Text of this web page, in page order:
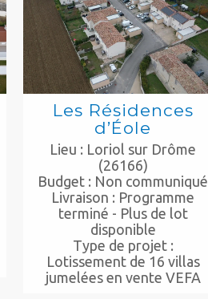
Les Résidences
d’Éole
Lieu : Loriol sur Drôme
(26166)
Budget : Non communiqué
Livraison : Programme
terminé - Plus de lot
disponible
Type de projet :
Lotissement de 16 villas
jumelées en vente VEFA